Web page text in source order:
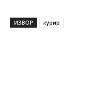
ИЗВОР курир